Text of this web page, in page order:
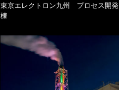
東京エレクトロン九州 プロセス開発
棟